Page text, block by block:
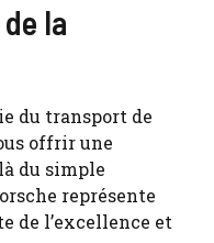
la
du transport de
offrir une
du simple
représente
de l’excellence et